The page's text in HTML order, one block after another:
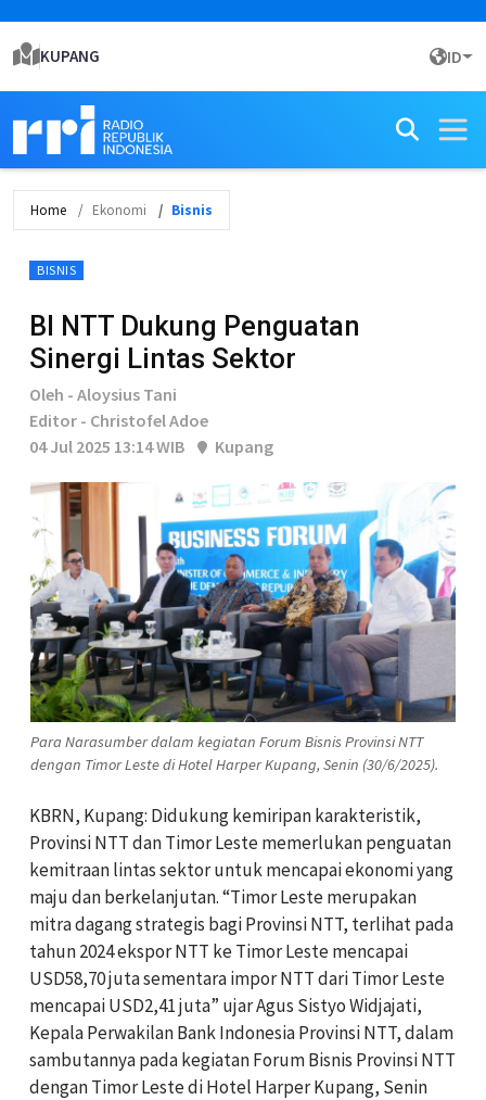
KUPANG ID
Home Ekonomi Bisnis
BISNIS
BI NTT Dukung Penguatan
Sinergi Lintas Sektor
Oleh - Aloysius Tani
Editor - Christofel Adoe
04 Jul 2025 13:14 WIB
Kupang
Para Narasumber dalam kegiatan Forum Bisnis Provinsi NTT
dengan Timor Leste di Hotel Harper Kupang, Senin (30/6/2025).
KBRN, Kupang: Didukung kemiripan karakteristik,
Provinsi NTT dan Timor Leste memerlukan penguatan
kemitraan lintas sektor untuk mencapai ekonomi yang
maju dan berkelanjutan.“Timor Leste merupakan
mitra dagang strategis bagi Provinsi NTT, terlihat pada
tahun 2024 ekspor NTT ke Timor Leste mencapai
USD58,70 juta sementara impor NTT dari Timor Leste
mencapai USD2,41 juta” ujar Agus Sistyo Widjajati,
Kepala Perwakilan Bank Indonesia Provinsi NTT, dalam
sambutannya pada kegiatan Forum Bisnis Provinsi NTT
dengan Timor Leste di Hotel Harper Kupang, Senin